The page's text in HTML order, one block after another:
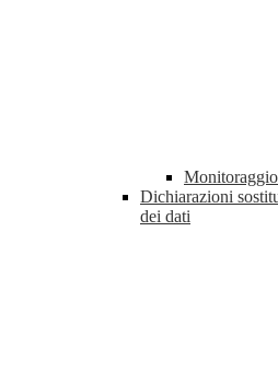
Dichiarazioni
dei dati